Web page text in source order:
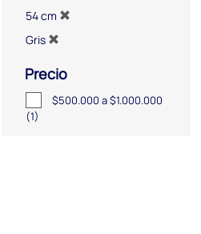
54 cm
Gris
Precio
$500.000 a $1.000.000
(1)